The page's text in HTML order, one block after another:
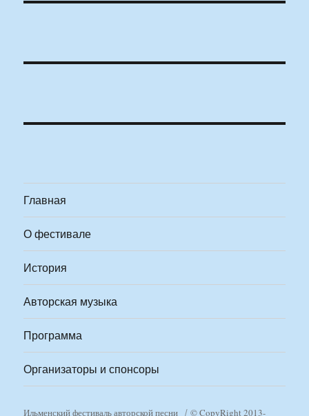
Главная
О фестивале
История
Авторская музыка
Программа
Организаторы и спонсоры
Ильменский фестиваль авторской песни © CopyRight 2013-